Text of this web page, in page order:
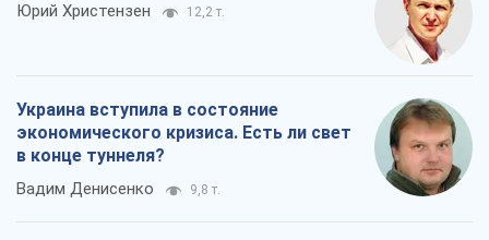
Юрий Христензен 12,2 т.
Украина вступила в состояние
экономического кризиса. Есть ли свет
в конце туннеля?
Вадим Денисенко 9,8 т.